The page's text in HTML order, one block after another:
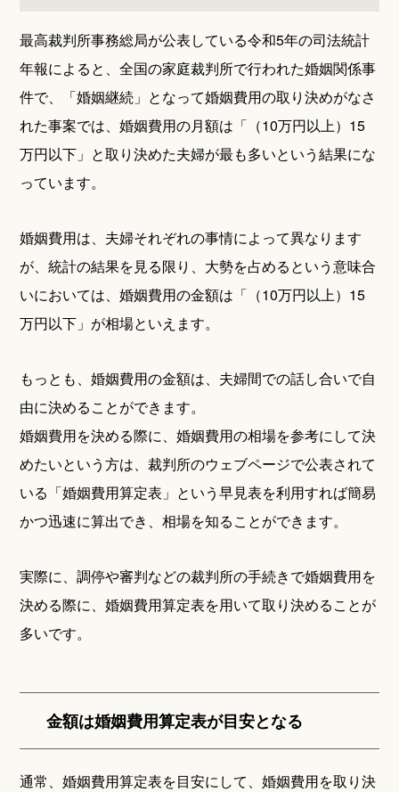
最高裁判所事務総局が公表している令和5年の司法統計
年報によると、全国の家庭裁判所で行われた婚姻関係事
件で、「婚姻継続」となって婚姻費用の取り決めがなさ
れた事案では、婚姻費用の月額は「（10万円以上）15
万円以下」と取り決めた夫婦が最も多いという結果にな
っています。
婚姻費用は、夫婦それぞれの事情によって異なります
が、統計の結果を見る限り、大勢を占めるという意味合
いにおいては、婚姻費用の金額は「（10万円以上）15
万円以下」が相場といえます。
もっとも、婚姻費用の金額は、夫婦間での話し合いで自
由に決めることができます。
婚姻費用を決める際に、婚姻費用の相場を参考にして決
めたいという方は、裁判所のウェブページで公表されて
いる「婚姻費用算定表」という早見表を利用すれば簡易
かつ迅速に算出でき、相場を知ることができます。
実際に、調停や審判などの裁判所の手続きで婚姻費用を
決める際に、婚姻費用算定表を用いて取り決めることが
多いです。
金額は婚姻費用算定表が目安となる
通常、婚姻費用算定表を目安にして、婚姻費用を取り決